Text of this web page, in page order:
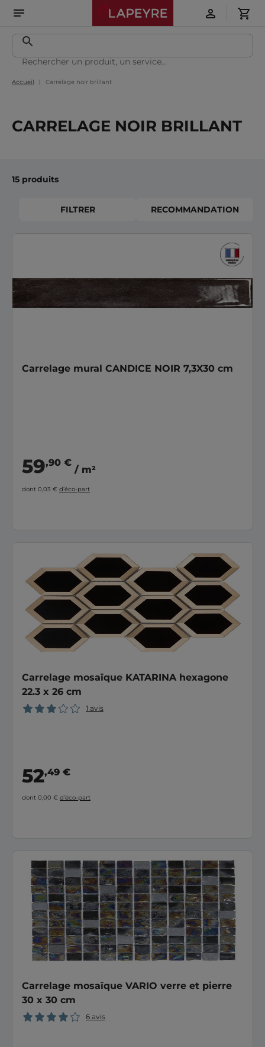
Accueil Carrelage noir brillant
CARRELAGE NOIR BRILLANT
15 produits
FILTRER RECOMMANDATION
Carrelage mural CANDICE NOIR 7,3X30 cm
59,90 €
/ m²
dont 0,03 € d’éco-part
Carrelage mosaïque KATARINA hexagone
22.3 x 26 cm
1 avis
52,49 €
dont 0,00 € d’éco-part
Carrelage mosaïque VARIO verre et pierre
30 x 30 cm
6 avis